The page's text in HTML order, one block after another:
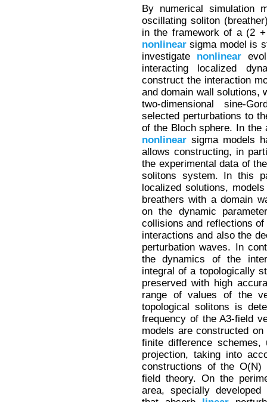
By numerical simulation
oscillating soliton
in the framework of a (2
nonlinear sigma model is
investigate nonlinear
interacting localized
construct the interaction
and domain wall solutions,
two-dimensional sine-
selected perturbations to
of the Bloch sphere. In the
nonlinear sigma models
allows constructing, in
the experimental data of
solitons system. In this
localized solutions,
breathers with a domain
on the dynamic
collisions and reflections
interactions and also the
perturbation waves. In
the dynamics of the
integral of a topologically
preserved with high
range of values of the
topological solitons is
frequency of the A3-field
models are constructed
finite difference schemes,
projection, taking into
constructions of the
field theory. On the
area, specially